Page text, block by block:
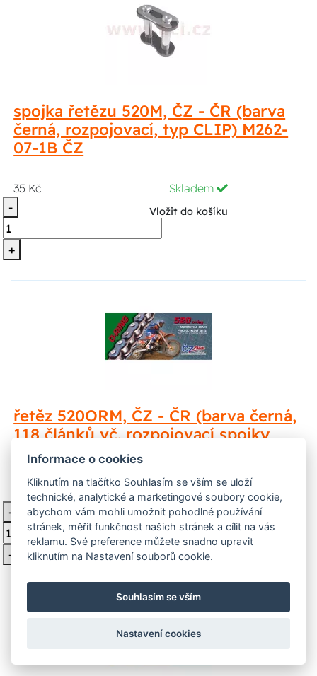
spojka řetězu 520M, ČZ - ČR (barva
černá, rozpojovací, typ CLIP) M262-
07-1B ČZ
35 Kč
Skladem
-
+
Vložit do košíku
řetěz 520ORM, ČZ - ČR (barva černá,
118 článků vč. rozpojovací spojky
CLIP) M252-09-118B ČZ
2 402 Kč
Skladem
-
+
Vložit do košíku
Informace o cookies
Kliknutím na tlačítko Souhlasím se vším se uloží
technické, analytické a marketingové soubory cookie,
abychom vám mohli umožnit pohodlné používání
stránek, měřit funkčnost našich stránek a cílit na vás
reklamu. Své preference můžete snadno upravit
kliknutím na Nastavení souborů cookie.
Souhlasím se vším
Nastavení cookies